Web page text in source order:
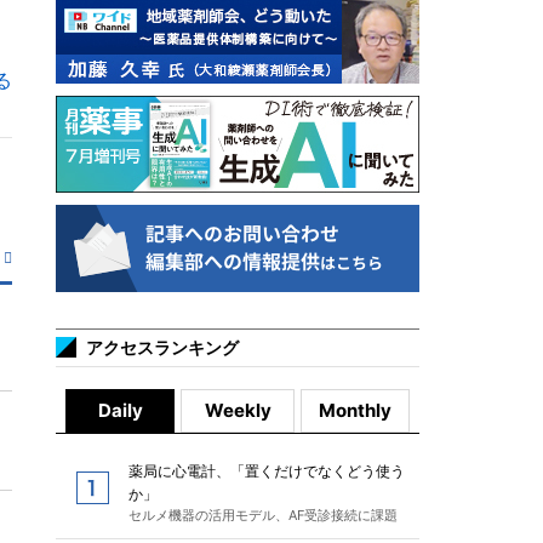
アクセスランキング
Daily Weekly Monthly
薬局に心電計、「置くだけでなくどう使う
か」
セルメ機器の活用モデル、AF受診接続に課題